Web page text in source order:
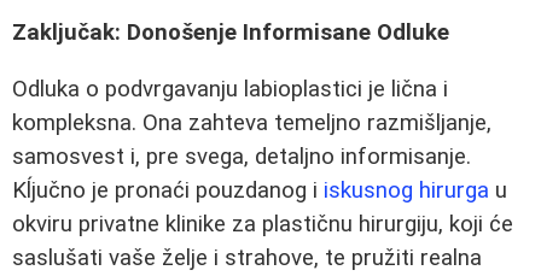
Zaključak: Donošenje Informisane Odluke
Odluka o podvrgavanju labioplastici je lična i
kompleksna. Ona zahteva temeljno razmišljanje,
samosvest i, pre svega, detaljno informisanje.
Kĺjučno je pronaći pouzdanog i iskusnog hirurga u
okviru privatne klinike za plastičnu hirurgiju, koji će
saslušati vaše želje i strahove, te pružiti realna